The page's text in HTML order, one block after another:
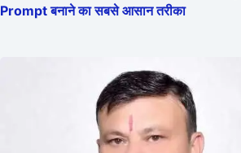
Prompt बनाने का सबसे आसान तरीका